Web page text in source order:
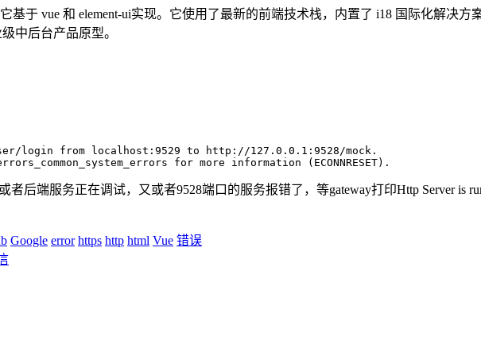
基于 vue 和 element-ui实现。它使用了最新的前端技术栈，内置了 i18 国际化解决
中后台产品原型。
login from localhost:9529 to http://127.0.0.1:9528/mock.
for more information (ECONNRESET).
后端服务正在调试，又或者9528端口的服务报错了，等gateway打印Http Server is
Google error https http html Vue 错误